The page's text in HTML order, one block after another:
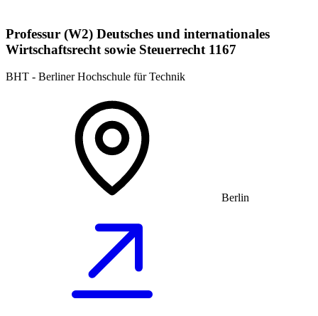
Professur (W2) Deutsches und internationales
Wirtschaftsrecht sowie Steuerrecht 1167
BHT - Berliner Hochschule für Technik
Berlin